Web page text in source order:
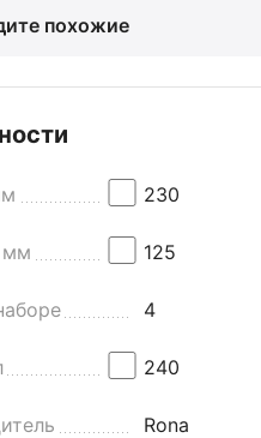
похожие
230
мм 125
4
240
Rona